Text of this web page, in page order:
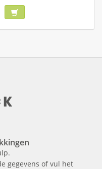
gegevens of vul het